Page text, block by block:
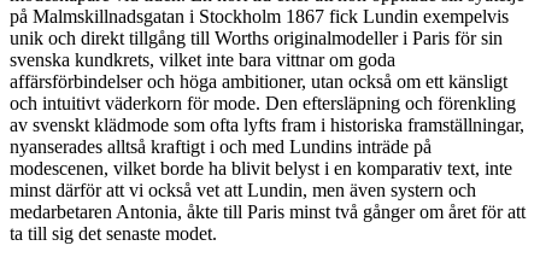
på Malmskillnadsgatan i Stockholm 1867 fick Lundin exempelvis
unik och direkt tillgång till Worths originalmodeller i Paris för sin
svenska kundkrets, vilket inte bara vittnar om goda
affärsförbindelser och höga ambitioner, utan också om ett känsligt
och intuitivt väderkorn för mode. Den eftersläpning och förenkling
av svenskt klädmode som ofta lyfts fram i historiska framställningar,
nyanserades alltså kraftigt i och med Lundins inträde på
modescenen, vilket borde ha blivit belyst i en komparativ text, inte
minst därför att vi också vet att Lundin, men även systern och
medarbetaren Antonia, åkte till Paris minst två gånger om året för att
ta till sig det senaste modet.